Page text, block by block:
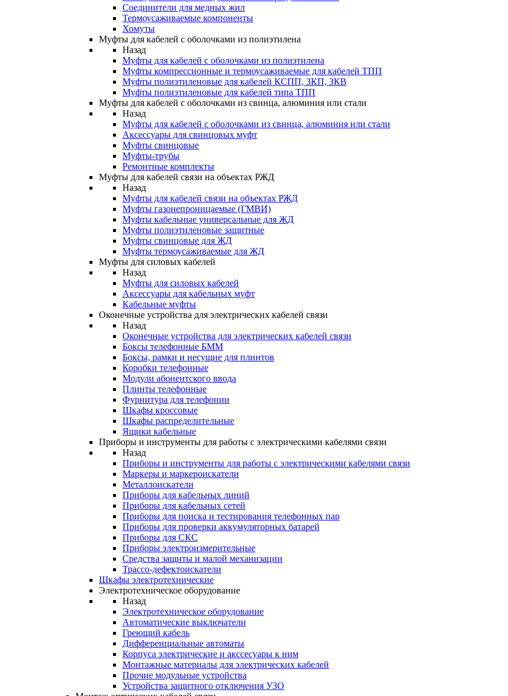
Соединители для медных жил
Термоусаживаемые компоненты
Хомуты
Муфты для кабелей с оболочками из полиэтилена
Назад
Муфты для кабелей с оболочками из полиэтилена
Муфты компрессионные и термоусаживаемые для кабелей ТПП
Муфты полиэтиленовые для кабелей КСПП, ЗКП, ЗКВ
Муфты полиэтиленовые для кабелей типа ТПП
Муфты для кабелей с оболочками из свинца, алюминия или стали
Назад
Муфты для кабелей с оболочками из свинца, алюминия или стали
Аксессуары для свинцовых муфт
Муфты свинцовые
Муфты-трубы
Ремонтные комплекты
Муфты для кабелей связи на объектах РЖД
Назад
Муфты для кабелей связи на объектах РЖД
Муфты газонепроницаемые (ГМВИ)
Муфты кабельные универсальные для ЖД
Муфты полиэтиленовые защитные
Муфты свинцовые для ЖД
Муфты термоусаживаемые для ЖД
Муфты для силовых кабелей
Назад
Муфты для силовых кабелей
Аксессуары для кабельных муфт
Кабельные муфты
Оконечные устройства для электрических кабелей связи
Назад
Оконечные устройства для электрических кабелей связи
Боксы телефонные БММ
Боксы, рамки и несущие для плинтов
Коробки телефонные
Модули абонентского ввода
Плинты телефонные
Фурнитура для телефонии
Шкафы кроссовые
Шкафы распределительные
Ящики кабельные
Приборы и инструменты для работы с электрическими кабелями связи
Назад
Приборы и инструменты для работы с электрическими кабелями связи
Маркеры и маркероискатели
Металлоискатели
Приборы для кабельных линий
Приборы для кабельных сетей
Приборы для поиска и тестирования телефонных пар
Приборы для проверки аккумуляторных батарей
Приборы для СКС
Приборы электроизмерительные
Средства защиты и малой механизации
Трассо-дефектоискатели
Шкафы электротехнические
Электротехническое оборудование
Назад
Электротехническое оборудование
Автоматические выключатели
Греющий кабель
Дифференциальные автоматы
Корпуса электрические и акссесуары к ним
Монтажные материалы для электрических кабелей
Прочие модульные устройства
Устройства защитного отключения УЗО